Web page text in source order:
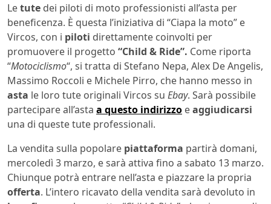
Letute dei piloti di moto professionisti all’asta per
beneficenza. È questa l’iniziativa di “Ciapa la moto” e
Vircos, con i piloti direttamente coinvolti per
promuovere il progetto “Child & Ride”. Come riporta
“Motociclismo“, si tratta di Stefano Nepa, Alex De Angelis,
Massimo Roccoli e Michele Pirro, che hanno messo in
asta le loro tute originali Vircos su Ebay. Sarà possibile
partecipare all’asta a questo indirizzo eaggiudicarsi
una di queste tute professionali.
La vendita sulla popolare piattaforma partirà domani,
mercoledì 3 marzo, e sarà attiva fino a sabato 13 marzo.
Chiunque potrà entrare nell’asta e piazzare la propria
offerta. L’intero ricavato della vendita sarà devoluto in